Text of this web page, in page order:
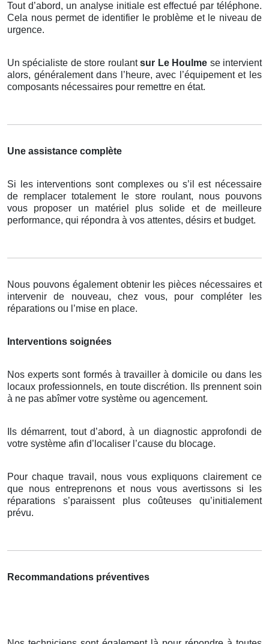
Tout d’abord, un analyse initiale est effectué par téléphone.
Cela nous permet de identifier le problème et le niveau de
urgence.
Un spécialiste de store roulantsur Le Houlme se intervient
alors, généralement dans l’heure, avec l’équipement et les
composants nécessaires pour remettre en état.
Une assistance complète
Si les interventions sont complexes ou s’il est nécessaire
de remplacer totalement le store roulant, nous pouvons
vous proposer un matériel plus solide et de meilleure
performance, qui répondra à vos attentes, désirs et budget.
Nous pouvons également obtenir les pièces nécessaires et
intervenir de nouveau, chez vous, pour compléter les
réparations ou l’mise en place.
Interventions soignées
Nos experts sont formés à travailler à domicile ou dans les
locaux professionnels, en toute discrétion. Ils prennent soin
à ne pas abîmer votre système ou agencement.
Ils démarrent, tout d’abord, à un diagnostic approfondi de
votre système afin d’localiser l’cause du blocage.
Pour chaque travail, nous vous expliquons clairement ce
que nous entreprenons et nous vous avertissons si les
réparations s’paraissent plus coûteuses qu’initialement
prévu.
Recommandations préventives